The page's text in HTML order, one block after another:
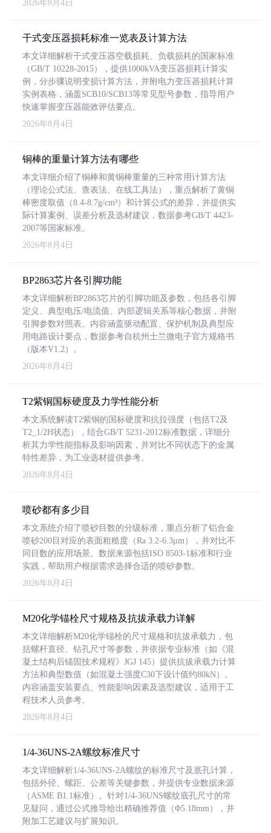
2026年8月4日
干式变压器损耗标准一览表及计算方法
本文详细解析干式变压器空载损耗、负载损耗的国家标准
（GB/T 10228-2015），提供1000kVA变压器损耗计算实
例，分步骤说明变损计算方法，并附电力变压器损耗计算
实例表格，涵盖SCB10/SCB13等常见型号参数，指导用户
快速掌握变压器能效评估要点。
2026年8月4日
铜棒的重量计算方法有哪些
本文详细介绍了铜棒和黄铜棒重量的三种常用计算方法
（理论公式法、查表法、在线工具法），重点解析了黄铜
棒密度取值（8.4-8.7g/cm³）和计算公式的差异，并提供实
际计算案例、误差分析及选材建议，数据参考GB/T 4423-
2007等国家标准。
2026年8月4日
BP2863芯片各引脚功能
本文详细解析BP2863芯片的引脚功能及参数，包括各引脚
定义、典型电压/电流值、内部逻辑关系等核心数据，并附
引脚参数对照表。内容涵盖驱动配置、保护机制及典型应
用电路设计要点，数据参考自杭州士兰微电子官方规格书
（版本V1.2）。
2026年8月4日
T2紫铜国标硬度及力学性能分析
本文系统解读T2紫铜的国标硬度和抗拉强度（包括T2及
T2_1/2H状态），结合GB/T 5231-2012标准数据，详细分
析其力学性能指标及影响因素，并对比不同状态下的金属
特性差异，为工业选材提供参考。
2026年8月4日
喷砂都有多少目
本文系统介绍了喷砂目数的分级标准，重点分析了铝合金
喷砂200目对应的表面粗糙度（Ra 3.2-6.3μm），并对比不
同目数的应用场景。数据来源包括ISO 8503-1标准和行业
实践，帮助用户根据需求选择合适的喷砂参数。
2026年8月4日
M20化学锚栓尺寸规格及抗拔承载力详解
本文详细解析M20化学锚栓的尺寸规格和抗拔承载力，包
括螺杆直径、钻孔尺寸等参数，并依据专业标准（如《混
凝土结构后锚固技术规程》JGJ 145）提供抗拔承载力计算
方法和典型数值（如混凝土强度C30下设计值约80kN）。
内容涵盖安装要点、性能影响因素及选型建议，适用于工
程技术人员参考。
2026年8月4日
1/4-36UNS-2A螺纹标准尺寸
本文详细解析1/4-36UNS-2A螺纹的标准尺寸及底孔计算，
包括外径、螺距、公差等关键参数，并提供专业数据来源
（ASME B1.1标准）。针对1/4-36UNS螺纹底孔尺寸的常
见疑问，通过公式推导给出精确推荐值（Φ5.18mm），并
附加工艺建议与扩展知识。